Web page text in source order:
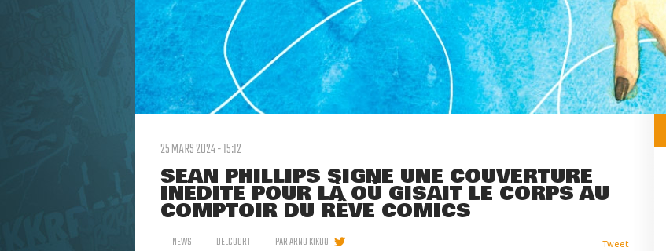
25 MARS 2024 - 15:12
SEAN PHILLIPS SIGNE UNE COUVERTURE
INÉDITE POUR LÀ OÙ GISAIT LE CORPS AU
COMPTOIR DU RÊVE COMICS
NEWS DELCOURT PARARNO KIKOO Tweet